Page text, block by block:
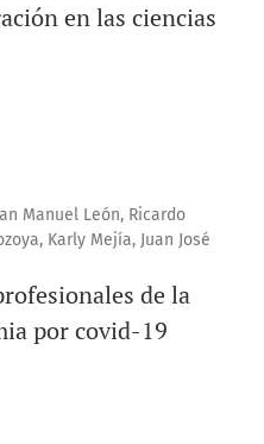
en las ciencias
Manuel León, Ricardo
Karly Mejía, Juan José
de la
por covid-19